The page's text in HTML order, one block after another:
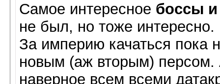
Самое интересное боссы
не был, но тоже интересно.
За империю качаться пока
новым (аж вторым)
наверное всем всеми